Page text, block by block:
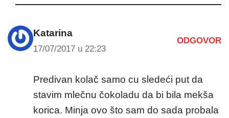
Katarina
17/07/2017 u 22:23
ODGOVOR
Predivan kolač samo cu sledeći put da
stavim mlečnu čokoladu da bi bila mekša
korica. Minja ovo što sam do sada probala